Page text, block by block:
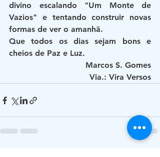
divino escalando "Um Monte de
Vazios" e tentando construir novas
formas de ver o amanhã.
Que todos os dias sejam bons e
cheios de Paz e Luz.
Marcos S. Gomes
Via.: Vira Versos